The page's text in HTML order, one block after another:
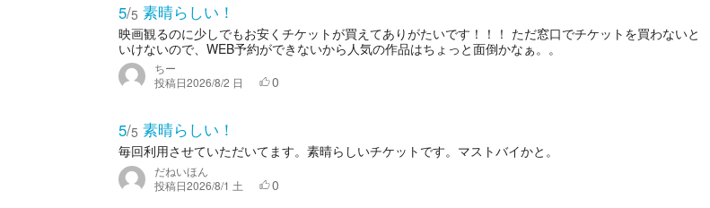
5/5 素晴らしい！
映画観るのに少しでもお安くチケットが買えてありがたいです！！！ ただ窓口でチケットを買わないと
いけないので、WEB予約ができないから人気の作品はちょっと面倒かなぁ。。
ちー
投稿日2026/8/2 日 0
5/5 素晴らしい！
毎回利用させていただいてます。素晴らしいチケットです。マストバイかと。
だねいほん
投稿日2026/8/1 土 0